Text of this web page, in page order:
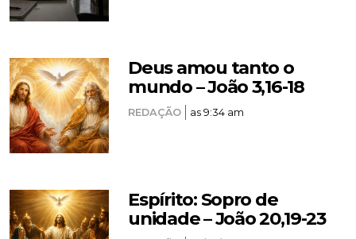
Deus amou tanto o
mundo – João 3,16-18
REDAÇÃO as 9:34 am
Espírito: Sopro de
unidade – João 20,19-23